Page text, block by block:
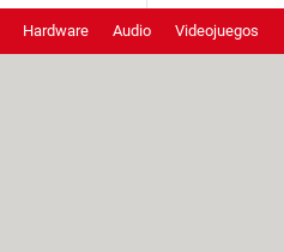
Hardware Audio Videojuegos